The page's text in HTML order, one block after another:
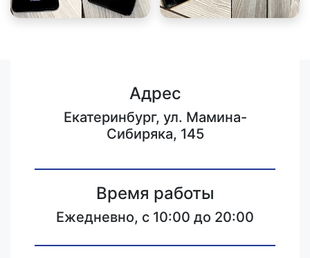
Адрес
Екатеринбург, ул. Мамина-
Сибиряка, 145
Время работы
Ежедневно, с 10:00 до 20:00